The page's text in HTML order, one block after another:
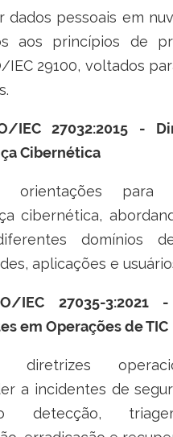
dados pessoais em
aos princípios de
IEC 29100, voltados
IEC 27032:2015 -
Cibernética
orientações para
cibernética,
domínios
aplicações e
IEC 27035-3:2021
em Operações de TIC
diretrizes
a incidentes de
detecção,